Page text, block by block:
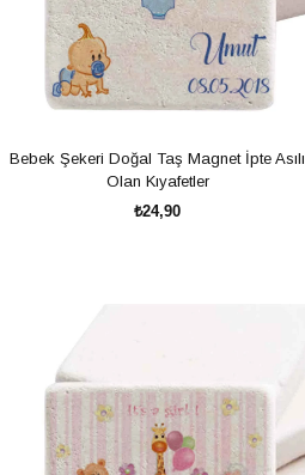
Bebek Şekeri Doğal Taş Magnet İpte Asılı
Olan Kıyafetler
₺24,90